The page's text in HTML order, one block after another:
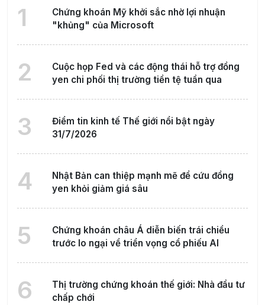
1
Chứng khoán Mỹ khởi sắc nhờ lợi nhuận
"khủng" của Microsoft
2
Cuộc họp Fed và các động thái hỗ trợ đồng
yen chi phối thị trường tiền tệ tuần qua
3
Điểm tin kinh tế Thế giới nổi bật ngày
31/7/2026
4
Nhật Bản can thiệp mạnh mẽ để cứu đồng
yen khỏi giảm giá sâu
5
Chứng khoán châu Á diễn biến trái chiều
trước lo ngại về triển vọng cổ phiếu AI
6
Thị trường chứng khoán thế giới: Nhà đầu tư
chấp chới